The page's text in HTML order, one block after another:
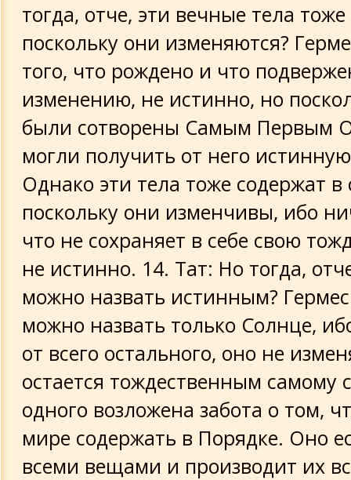
тогда, отче, эти вечные тела
поскольку они изменяются?
того, что рождено и что
изменению, не истинно, но
были сотворены Самым Первым
могли получить от него
Однако эти тела тоже содержат в
поскольку они изменчивы, ибо
что не сохраняет в себе свою
не истинно. 14. Тат: Но тогда,
можно назвать истинным?
можно назвать только Солнце,
от всего остального, оно не
остается тождественным самому
одного возложена забота о том,
мире содержать в Порядке. Оно
всеми вещами и производит их